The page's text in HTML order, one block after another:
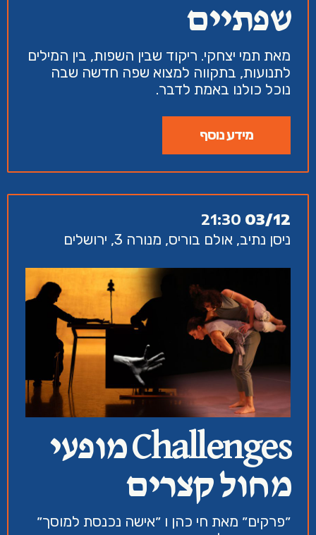
שפתיים
מאת תמי יצחקי. ריקוד שבין השפות, בין המילים
לתנועות, בתקווה למצוא שפה חדשה שבה
נוכל כולנו באמת לדבר.
מידע נוסף
03/12
21:30
ניסן נתיב, אולם בוריס, מנורה 3, ירושלים
Challenges מופעי
מחול קצרים
״פרקים״ מאת חי כהן ו ״אישה נכנסת למוסך״